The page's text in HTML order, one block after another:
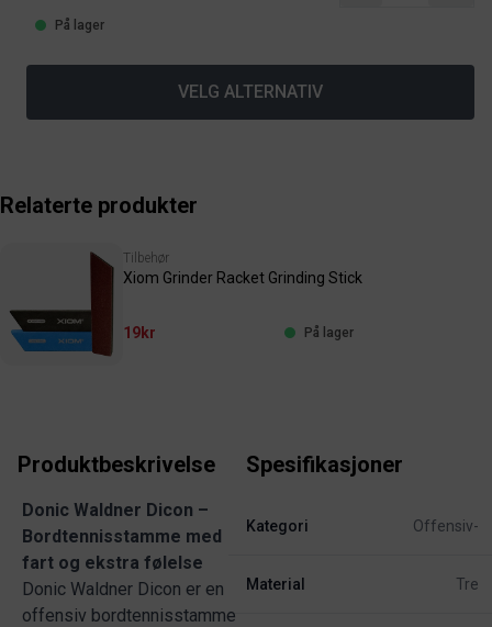
På lager
VELG ALTERNATIV
Relaterte produkter
Tilbehør
Xiom Grinder Racket Grinding Stick
19kr På lager
Produktbeskrivelse
Donic Waldner Dicon –
Bordtennisstamme med
fart og ekstra følelse
Donic Waldner Dicon er en
offensiv bordtennisstamme
Spesifikasjoner
Kategori Offensiv-
Material Tre